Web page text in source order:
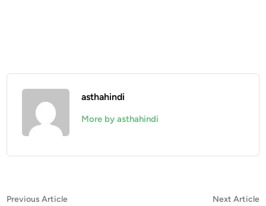
asthahindi
More by asthahindi
Post
Previous ArticlePrevious
Next Article